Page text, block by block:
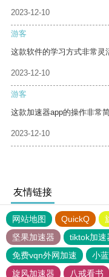
2023-12-10
游客
这款软件的学习方式非常灵
2023-12-10
游客
这款加速器app的操作非常
2023-12-10
友情链接
网站地图 QuickQ
坚果加速器
tiktok加速
免费vqn外网加速
小
旋风加速器
八戒看书